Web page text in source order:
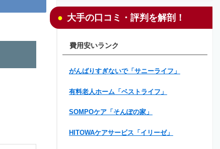
大手の口コミ・評判を解剖！
費用安いランク
がんばりすぎないで「サニーライフ」
有料老人ホーム「ベストライフ」
SOMPOケア「そんぽの家」
HITOWAケアサービス「イリーゼ」